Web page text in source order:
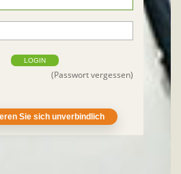
LOGIN
(Passwort vergessen)
Sie sich unverbindlich